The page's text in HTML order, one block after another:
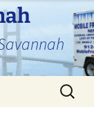
Search
for: